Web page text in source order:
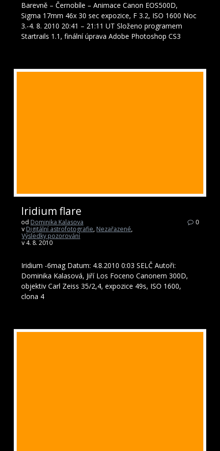
Barevně – Černobíle – Animace Canon EOS500D,
Sigma 17mm 46x 30 sec expozice, F 3.2, ISO 1600 Noc
3.-4. 8. 2010 20:41 – 21:11 UT Složeno programem
Startrails 1.1, finální úprava Adobe Photoshop CS3
Iridium flare
od Dominika Kalasova
v Digitální astrofotografie, Nezařazené,
Výsledky pozorování
v 4. 8. 2010
0
Iridium -6mag Datum: 4.8.2010 0:03 SELČ Autoři:
Dominika Kalasová, Jiří Los Foceno Canonem 300D,
objektiv Carl Zeiss 35/2,4, expozice 49s, ISO 1600,
clona 4